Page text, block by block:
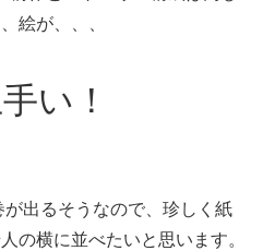
絵が、、、
い！
出るそうなので、珍しく紙
の横に並べたいと思います。